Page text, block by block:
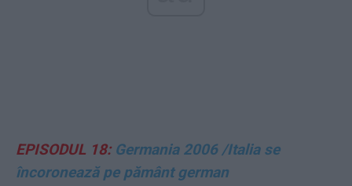
EPISODUL 18:Germania 2006 /Italia se
încoronează pe pământ german